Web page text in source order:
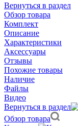
Вернуться в раздел
Обзор товара
Комплект
Описание
Характеристики
Аксессуары
Отзывы
Похожие товары
Наличие
Файлы
Видео
Вернуться в раздел
Обзор товара